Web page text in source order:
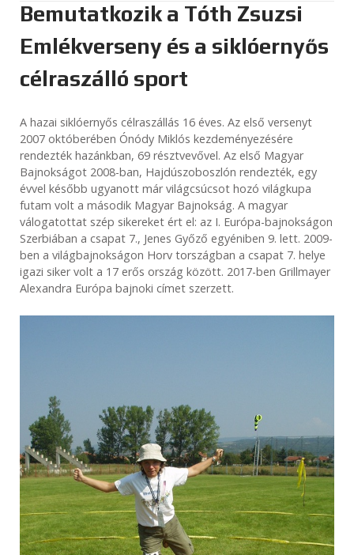
Bemutatkozik a Tóth Zsuzsi
Emlékverseny és a siklóernyős
célraszálló sport
A hazai siklóernyős célraszállás 16 éves. Az első versenyt
2007 októberében Ónódy Miklós kezdeményezésére
rendezték hazánkban, 69 résztvevővel. Az első Magyar
Bajnokságot 2008-ban, Hajdúszoboszlón rendezték, egy
évvel később ugyanott már világcsúcsot hozó világkupa
futam volt a második Magyar Bajnokság. A magyar
válogatottat szép sikereket ért el: az I. Európa-bajnokságon
Szerbiában a csapat 7., Jenes Győző egyéniben 9. lett. 2009-
ben a világbajnokságon Horv tországban a csapat 7. helye
igazi siker volt a 17 erős ország között. 2017-ben Grillmayer
Alexandra Európa bajnoki címet szerzett.